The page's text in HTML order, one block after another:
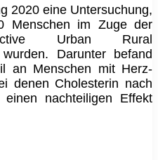
2020 eine Untersuchung,
Menschen im Zuge der
Urban Rural
Darunter befand
an Menschen mit Herz-
denen Cholesterin nach
einen nachteiligen Effekt